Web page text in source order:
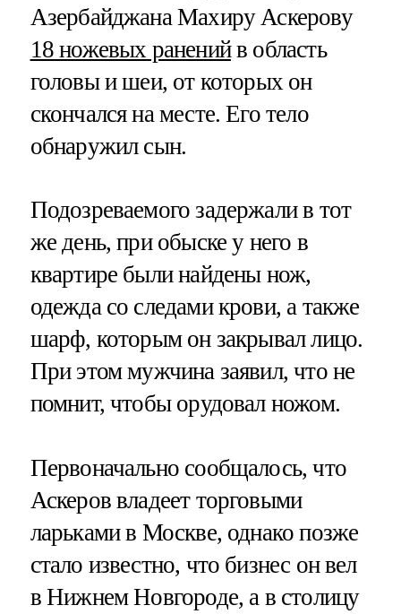
Азербайджана Махиру Аскерову
18 ножевых раненийв область
головы и шеи, от которых он
скончался на месте. Его тело
обнаружил сын.
Подозреваемого задержали в тот
же день, при обыске у него в
квартире были найдены нож,
одежда со следами крови, а также
шарф, которым он закрывал лицо.
При этом мужчина заявил, что не
помнит, чтобы орудовал ножом.
Первоначально сообщалось, что
Аскеров владеет торговыми
ларьками в Москве, однако позже
стало известно, что бизнес он вел
в Нижнем Новгороде, а в столицу